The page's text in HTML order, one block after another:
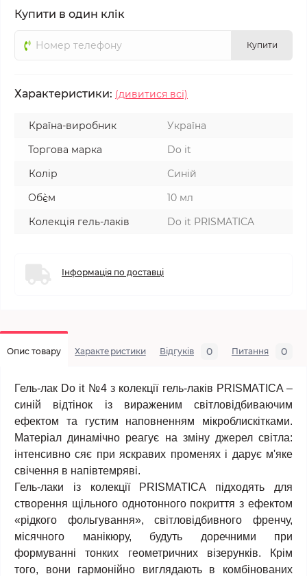
Купити в один клік
Купити
Характеристики: (дивитися всі)
Країна-виробник
Україна
Торгова марка
Do it
Колір
Синій
Об`єм
10 мл
Колекція гель-лаків
Do it PRISMATICA
Інформація по доставці
Опис товару Характеристики Відгуків 0 Питання 0
Гель-лак Do it №4 з колекції гель-лаків PRISMATICA –
синій відтінок із вираженим світловідбиваючим
ефектом та густим наповненням мікроблискітками.
Матеріал динамічно реагує на зміну джерел світла:
інтенсивно сяє при яскравих променях і дарує м'яке
свічення в напівтемряві.
Гель-лаки із колекції PRISMATICA підходять для
створення щільного однотонного покриття з ефектом
«рідкого фольгування», світловідбивного френчу,
місячного манікюру, будуть доречними при
формуванні тонких геометричних візерунків. Крім
того, вони гармонійно виглядають в комбінованих